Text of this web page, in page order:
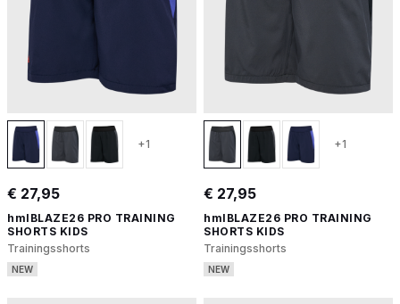
+1
€ 27,95
hmlBLAZE26 PRO TRAINING
SHORTS KIDS
Trainingsshorts
NEW
+1
€ 27,95
hmlBLAZE26 PRO TRAINING
SHORTS KIDS
Trainingsshorts
NEW